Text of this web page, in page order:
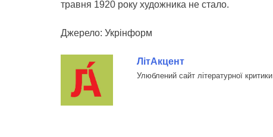
травня 1920 року художника не стало.
Джерело: Укрінформ
ЛітАкцент
Улюблений сайт літературної критики